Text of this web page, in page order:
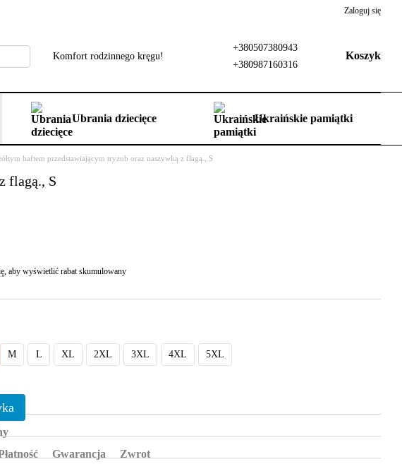
Zaloguj się
Komfort rodzinnego kręgu!
+380507380943
+380987160316
Koszyk
Ubrania dziecięce Ukraińskie pamiątki
haftem przedstawiającym tryzub oraz naszywką z flagą., S
flagą., S
, aby wyświetlić rabat skumulowany
M L XL 2XL 3XL 4XL 5XL
Gwarancja
Zwrot